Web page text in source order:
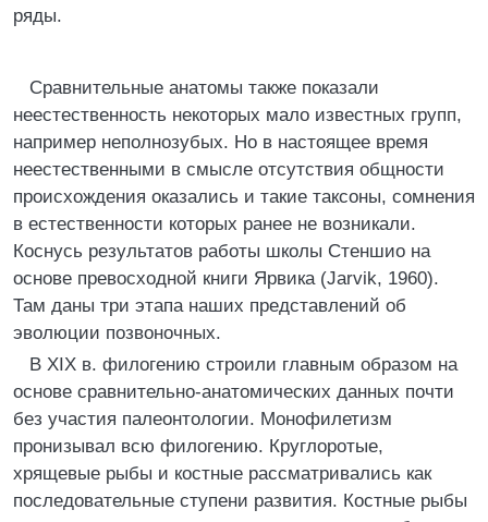
ряды.
Сравнительные анатомы также показали
неестественность некоторых мало известных групп,
например неполнозубых. Но в настоящее время
неестественными в смысле отсутствия общности
происхождения оказались и такие таксоны, сомнения
в естественности которых ранее не возникали.
Коснусь результатов работы школы Стеншио на
основе превосходной книги Ярвика (Jarvik, 1960).
Там даны три этапа наших представлений об
эволюции позвоночных.
В XIX в. филогению строили главным образом на
основе сравнительно-анатомических данных почти
без участия палеонтологии. Монофилетизм
пронизывал всю филогению. Круглоротые,
хрящевые рыбы и костные рассматривались как
последовательные ступени развития. Костные рыбы